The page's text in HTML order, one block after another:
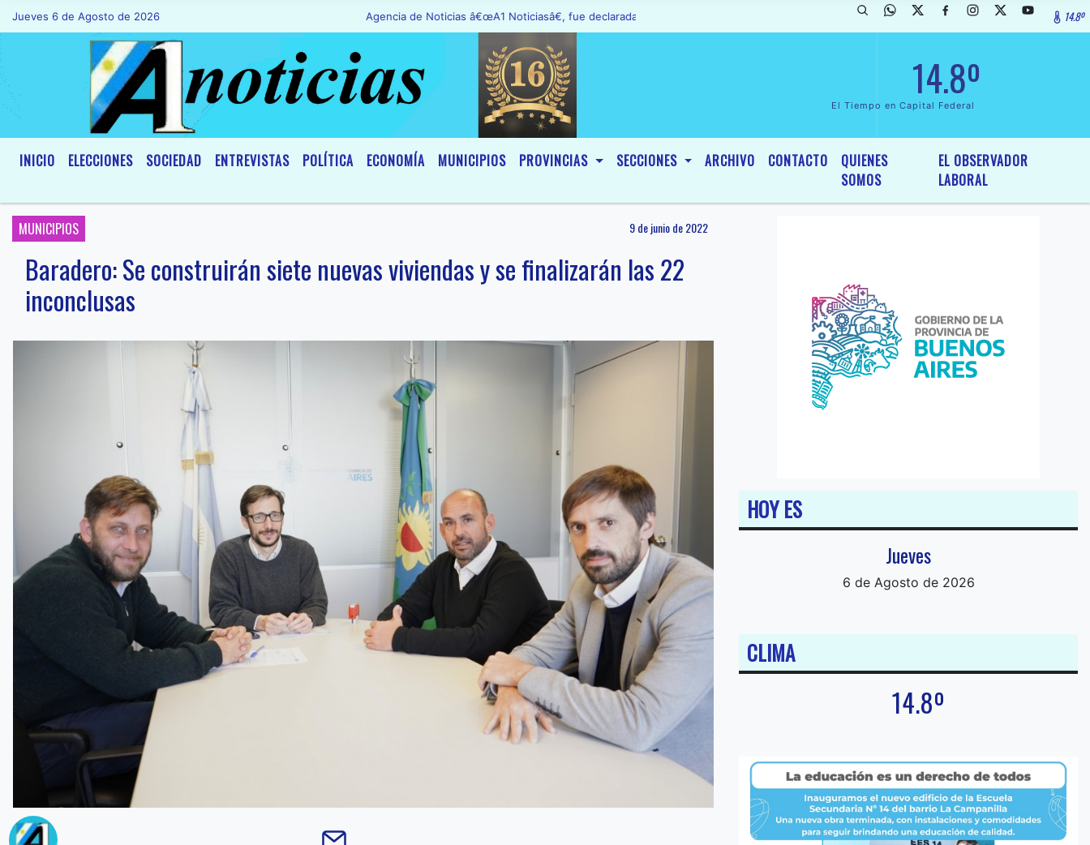
Jueves 6 de Agosto de 2026
Hoy es Jueves 6 de Agosto de 2026 y son las 01:46 - ** La Agencia de Noticias â€œA1 Noticiasâ€, fue declarada de InterÃ©s General y Legislativo, por Ordenanza NÂº 6236/19 del HCD de Moreno ** 14.8º
14.8º
El Tiempo en Capital Federal
INICIO ELECCIONES SOCIEDAD ENTREVISTAS POLÍTICA ECONOMÍA MUNICIPIOS PROVINCIAS SECCIONES ARCHIVO CONTACTO
QUIENES
SOMOS
EL OBSERVADOR
LABORAL
MUNICIPIOS 9 de junio de 2022
Baradero: Se construirán siete nuevas viviendas y se finalizarán las 22
inconclusas
HOY ES
Jueves
6 de Agosto de 2026
CLIMA
14.8º